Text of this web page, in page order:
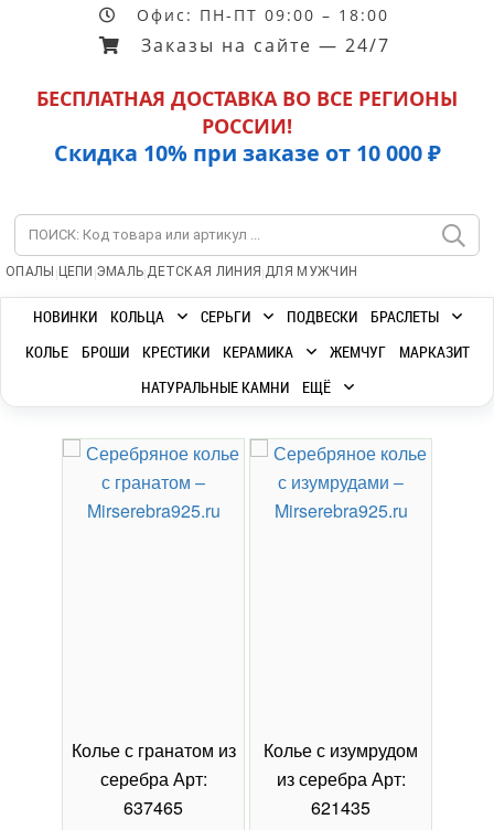
Офис: ПН-ПТ 09:00 – 18:00
Заказы на сайте — 24/7
БЕСПЛАТНАЯ ДОСТАВКА ВО ВСЕ РЕГИОНЫ
РОССИИ!
Скидка 10% при заказе от 10 000 ₽
ОПАЛЫ | ЦЕПИ |ЭМАЛЬ|ДЕТСКАЯ ЛИНИЯ |ДЛЯ МУЖЧИН
НОВИНКИ КОЛЬЦА СЕРЬГИ ПОДВЕСКИ
БРАСЛЕТЫ
КОЛЬЕ
БРОШИ КРЕСТИКИ КЕРАМИКА ЖЕМЧУГ
МАРКАЗИТ
НАТУРАЛЬНЫЕ КАМНИ
ЕЩЁ
Колье с гранатом из
серебра Арт:
637465
Колье с изумрудом
из серебра Арт:
621435